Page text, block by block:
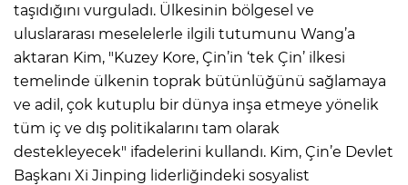
taşıdığını vurguladı. Ülkesinin bölgesel ve
uluslararası meselelerle ilgili tutumunu Wang’a
aktaran Kim, "Kuzey Kore, Çin’in ‘tek Çin’ ilkesi
temelinde ülkenin toprak bütünlüğünü sağlamaya
ve adil, çok kutuplu bir dünya inşa etmeye yönelik
tüm iç ve dış politikalarını tam olarak
destekleyecek" ifadelerini kullandı. Kim, Çin’e Devlet
Başkanı Xi Jinping liderliğindeki sosyalist